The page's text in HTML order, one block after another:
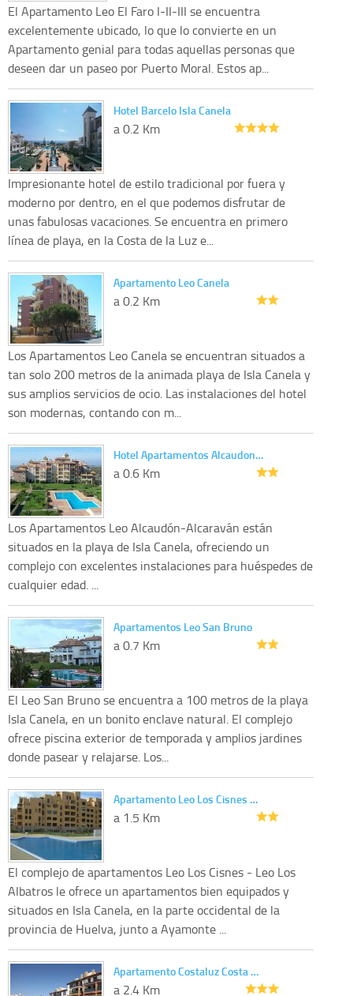
El Apartamento Leo El Faro I-II-III se encuentra
excelentemente ubicado, lo que lo convierte en un
Apartamento genial para todas aquellas personas que
deseen dar un paseo por Puerto Moral. Estos ap...
Hotel Barcelo Isla Canela
a 0.2 Km
Impresionante hotel de estilo tradicional por fuera y
moderno por dentro, en el que podemos disfrutar de
unas fabulosas vacaciones. Se encuentra en primero
línea de playa, en la Costa de la Luz e...
Apartamento Leo Canela
a 0.2 Km
Los Apartamentos Leo Canela se encuentran situados a
tan solo 200 metros de la animada playa de Isla Canela y
sus amplios servicios de ocio. Las instalaciones del hotel
son modernas, contando con m...
Hotel Apartamentos Alcaudon…
a 0.6 Km
Los Apartamentos Leo Alcaudón-Alcaraván están
situados en la playa de Isla Canela, ofreciendo un
complejo con excelentes instalaciones para huéspedes de
cualquier edad. ...
Apartamentos Leo San Bruno
a 0.7 Km
El Leo San Bruno se encuentra a 100 metros de la playa
Isla Canela, en un bonito enclave natural. El complejo
ofrece piscina exterior de temporada y amplios jardines
donde pasear y relajarse. Los...
Apartamento Leo Los Cisnes …
a 1.5 Km
El complejo de apartamentos Leo Los Cisnes - Leo Los
Albatros le ofrece un apartamentos bien equipados y
situados en Isla Canela, en la parte occidental de la
provincia de Huelva, junto a Ayamonte ...
Apartamento Costaluz Costa …
a 2.4 Km